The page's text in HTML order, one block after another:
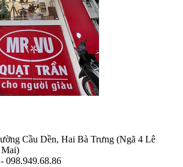
Cầu Dền, Hai Bà Trưng (Ngã 4 Lê
Mai)
098.949.68.86